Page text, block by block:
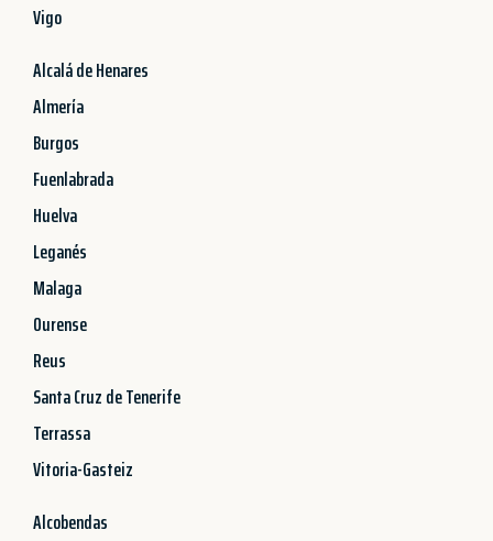
Vigo
Alcalá de Henares
Almería
Burgos
Fuenlabrada
Huelva
Leganés
Malaga
Ourense
Reus
Santa Cruz de Tenerife
Terrassa
Vitoria-Gasteiz
Alcobendas